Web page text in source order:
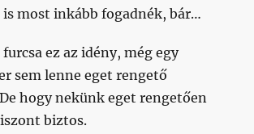
is most inkább fogadnék, bár…
ez az idény, még egy
sem lenne eget rengető
hogy nekünk eget rengetően
biztos.